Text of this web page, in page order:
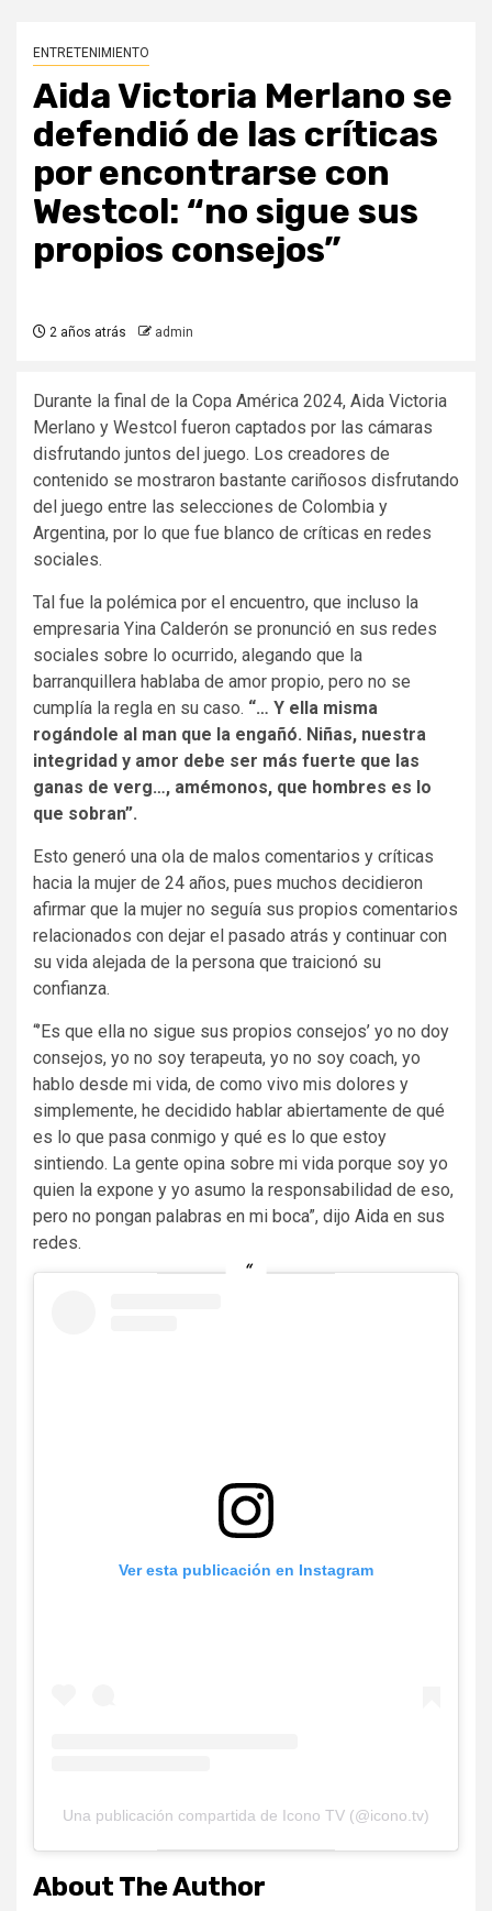
ENTRETENIMIENTO
Aida Victoria Merlano se
defendió de las críticas
por encontrarse con
Westcol: “no sigue sus
propios consejos”
2 años atrás admin
Durante la final de la Copa América 2024, Aida Victoria
Merlano y Westcol fueron captados por las cámaras
disfrutando juntos del juego. Los creadores de
contenido se mostraron bastante cariñosos disfrutando
del juego entre las selecciones de Colombia y
Argentina, por lo que fue blanco de críticas en redes
sociales.
Tal fue la polémica por el encuentro, que incluso la
empresaria Yina Calderón se pronunció en sus redes
sociales sobre lo ocurrido, alegando que la
barranquillera hablaba de amor propio, pero no se
cumplía la regla en su caso. “… Y ella misma
rogándole al man que la engañó. Niñas, nuestra
integridad y amor debe ser más fuerte que las
ganas de verg…, amémonos, que hombres es lo
que sobran”.
Esto generó una ola de malos comentarios y críticas
hacia la mujer de 24 años, pues muchos decidieron
afirmar que la mujer no seguía sus propios comentarios
relacionados con dejar el pasado atrás y continuar con
su vida alejada de la persona que traicionó su
confianza.
“’Es que ella no sigue sus propios consejos’ yo no doy
consejos, yo no soy terapeuta, yo no soy coach, yo
hablo desde mi vida, de como vivo mis dolores y
simplemente, he decidido hablar abiertamente de qué
es lo que pasa conmigo y qué es lo que estoy
sintiendo. La gente opina sobre mi vida porque soy yo
quien la expone y yo asumo la responsabilidad de eso,
pero no pongan palabras en mi boca”, dijo Aida en sus
redes.
Ver esta publicación en Instagram
Una publicación compartida de Icono TV (@icono.tv)
About The Author